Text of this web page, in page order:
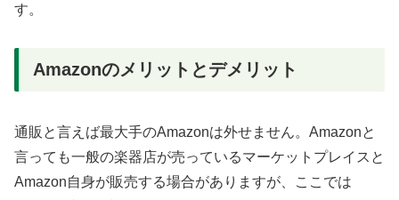
す。
Amazonのメリットとデメリット
通販と言えば最大手のAmazonは外せません。Amazonと
言っても一般の楽器店が売っているマーケットプレイスと
Amazon自身が販売する場合がありますが、ここでは